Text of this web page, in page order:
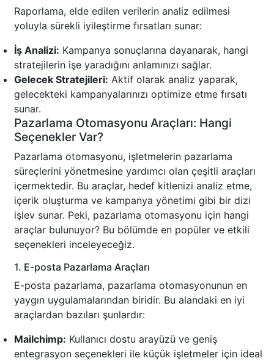
Raporlama, elde edilen verilerin analiz edilmesi
yoluyla sürekli iyileştirme fırsatları sunar:
İş Analizi: Kampanya sonuçlarına dayanarak, hangi
stratejilerin işe yaradığını anlamınızı sağlar.
Gelecek Stratejileri: Aktif olarak analiz yaparak,
gelecekteki kampanyalarınızı optimize etme fırsatı
sunar.
Pazarlama Otomasyonu Araçları: Hangi
Seçenekler Var?
Pazarlama otomasyonu, işletmelerin pazarlama
süreçlerini yönetmesine yardımcı olan çeşitli araçları
içermektedir. Bu araçlar, hedef kitlenizi analiz etme,
içerik oluşturma ve kampanya yönetimi gibi bir dizi
işlev sunar. Peki, pazarlama otomasyonu için hangi
araçlar bulunuyor? Bu bölümde en popüler ve etkili
seçenekleri inceleyeceğiz.
1. E-posta Pazarlama Araçları
E-posta pazarlama, pazarlama otomasyonunun en
yaygın uygulamalarından biridir. Bu alandaki en iyi
araçlardan bazıları şunlardır:
Mailchimp: Kullanıcı dostu arayüzü ve geniş
entegrasyon seçenekleri ile küçük işletmeler için ideal